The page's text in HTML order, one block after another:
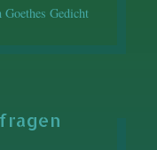
Gedicht